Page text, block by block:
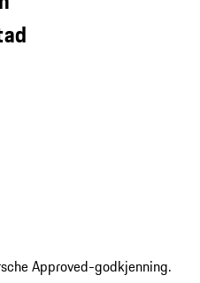
Approved-godkjenning.